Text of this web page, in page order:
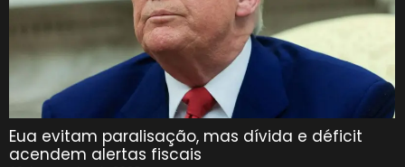
Eua evitam paralisação, mas dívida e déficit
acendem alertas fiscais